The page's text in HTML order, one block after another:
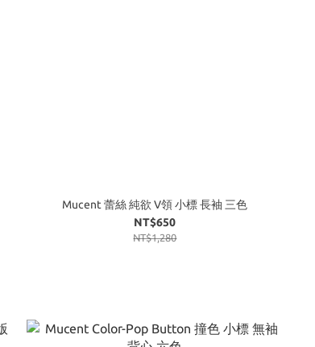
Mucent 蕾絲 純欲 V領 小標 長袖 三色
NT$650
NT$1,280